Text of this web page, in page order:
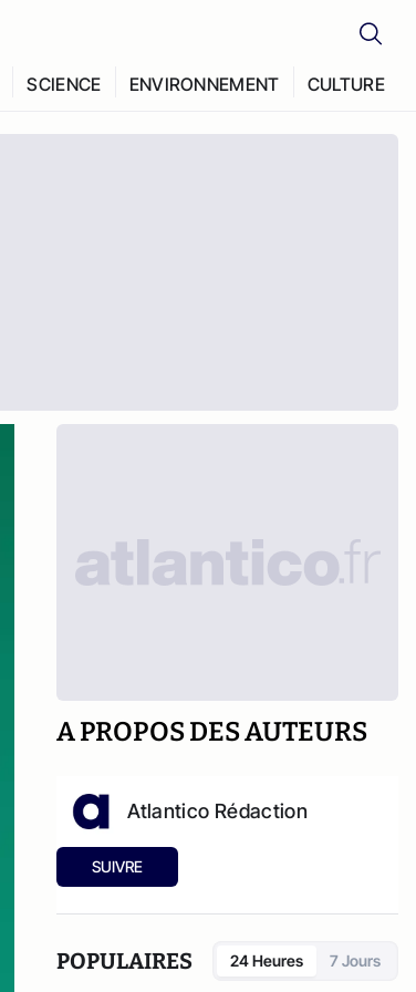
SCIENCE ENVIRONNEMENT CULTURE
A PROPOS DES AUTEURS
Atlantico Rédaction
SUIVRE
POPULAIRES 24 Heures 7 Jours